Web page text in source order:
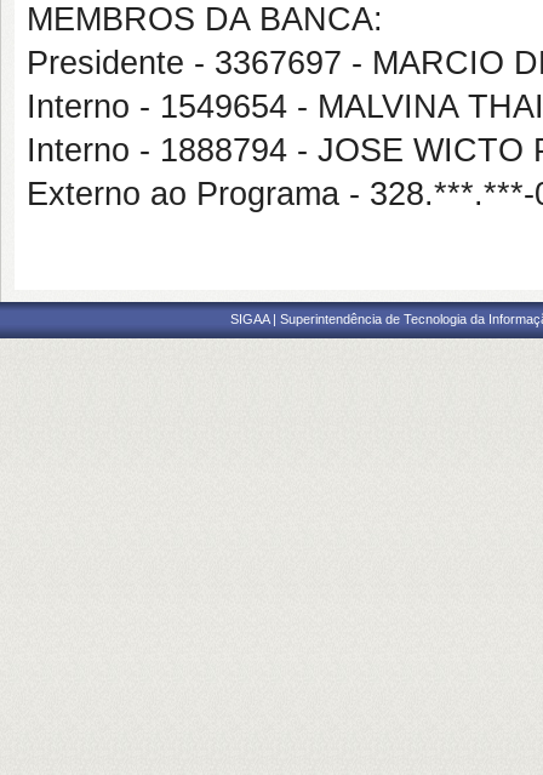
MEMBROS DA BANCA:
Presidente - 3367697 - MARCIO
Interno - 1549654 - MALVINA
Interno - 1888794 - JOSE WICTO
Externo ao Programa -
SIGAA | Superintendência de Tecnologia da